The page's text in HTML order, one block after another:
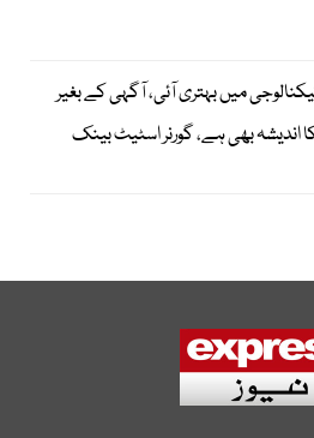
میں بہتری آئی، آگہی کے بغیر
اندیشہ بھی ہے، گورنر اسٹیٹ بینک